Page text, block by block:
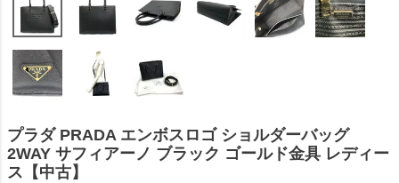
プラダ PRADA エンボスロゴ ショルダーバッグ
2WAY サフィアーノ ブラック ゴールド金具 レディー
ス【中古】